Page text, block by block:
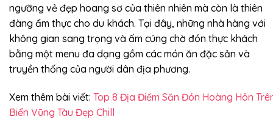
ngưỡng vẻ đẹp hoang sơ của thiên nhiên mà còn là thiên
đàng ẩm thực cho du khách. Tại đây, những nhà hàng với
không gian sang trọng và ấm cúng chờ đón thực khách
bằng một menu đa dạng gồm các món ăn đặc sản và
truyền thống của người dân địa phương.
Xem thêm bài viết: Top 8 Địa Điểm Săn Đón Hoàng Hôn
Biển Vũng Tàu Đẹp Chill